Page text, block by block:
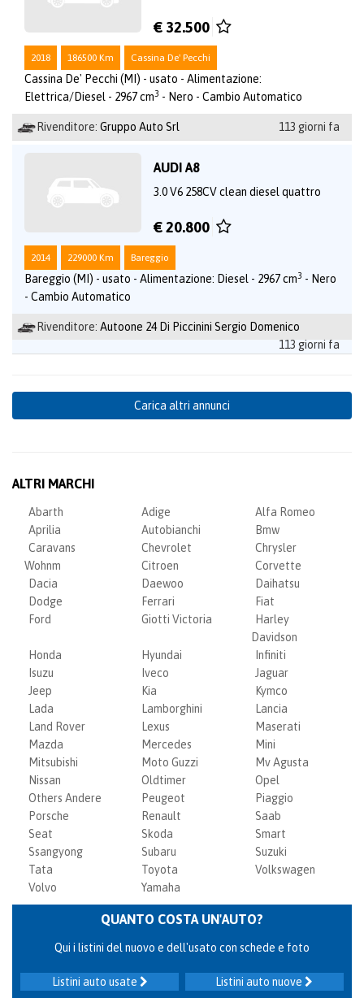
€ 32.500
2018 186500 Km Cassina De' Pecchi
Cassina De' Pecchi (MI) - usato - Alimentazione:
Elettrica/Diesel - 2967 cm3 - Nero - Cambio Automatico
Rivenditore: Gruppo Auto Srl 113 giorni fa
AUDI A8
3.0 V6 258CV clean diesel quattro
€ 20.800
2014 229000 Km Bareggio
Bareggio (MI) - usato - Alimentazione: Diesel - 2967 cm3 - Nero
- Cambio Automatico
Rivenditore: Autoone 24 Di Piccinini Sergio Domenico
113 giorni fa
Carica altri annunci
ALTRI MARCHI
Abarth Adige
Alfa Romeo
Aprilia
Autobianchi
Bmw
Caravans
Wohnm
Chevrolet
Chrysler
Citroen
Corvette
Dacia
Daewoo
Daihatsu
Dodge
Ferrari
Fiat
Ford
Giotti Victoria
Harley
Davidson
Honda
Hyundai
Infiniti
Isuzu
Iveco
Jaguar
Jeep
Kia
Kymco
Lada
Lamborghini
Lancia
Land Rover
Lexus
Maserati
Mazda
Mercedes
Mini
Mitsubishi
Moto Guzzi
Mv Agusta
Nissan
Oldtimer
Opel
Others Andere
Peugeot
Piaggio
Porsche
Renault
Saab
Seat
Skoda
Smart
Ssangyong
Subaru
Suzuki
Tata
Toyota
Volkswagen
Volvo
Yamaha
QUANTO COSTA UN'AUTO?
Qui i listini del nuovo e dell'usato con schede e foto
Listini auto nuove
Listini auto usate